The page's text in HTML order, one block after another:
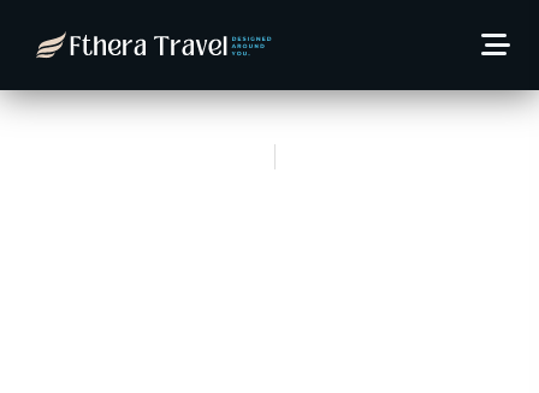
ταξίδι 10 ημερών Ιούνιος
2026 | Πλήρες πακέτο με
Qatar Airways